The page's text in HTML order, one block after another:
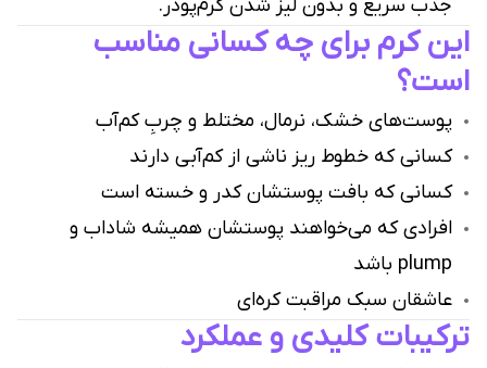
جذب سریع و بدون لیز شدن کرم‌پودر.
این کرم برای چه کسانی مناسب
است؟
پوست‌های خشک، نرمال، مختلط و چربِ کم‌آب
کسانی که خطوط ریز ناشی از کم‌آبی دارند
کسانی که بافت پوستشان کدر و خسته است
افرادی که می‌خواهند پوستشان همیشه شاداب و
plump باشد
عاشقان سبک مراقبت کره‌ای
ترکیبات کلیدی و عملکرد